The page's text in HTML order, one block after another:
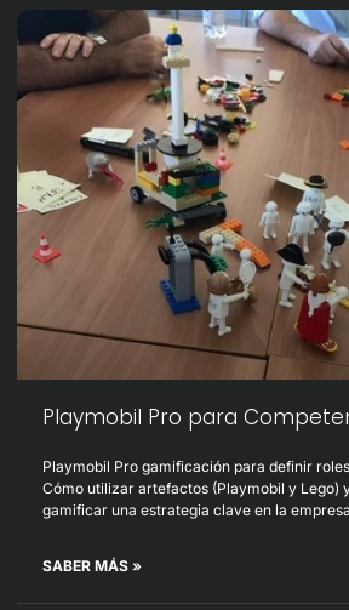
Playmobil Pro para
Playmobil Pro gamificación para definir
Cómo utilizar artefactos (Playmobil y Lego)
gamificar una estrategia clave en la empresa
SABER MÁS »